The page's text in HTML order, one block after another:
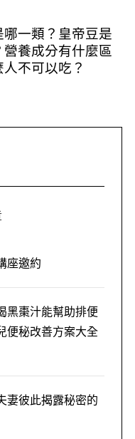
哪一類？皇帝豆是
營養成分有什麼區
不可以吃？
座邀約
黑棗汁能幫助排便
便秘改善方案大全
妻彼此揭露秘密的